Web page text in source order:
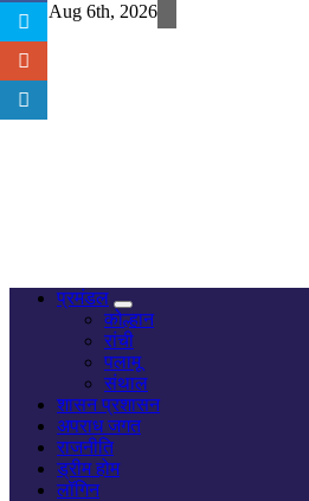
Thu. Aug 6th, 2026
नज़र हर खबर पर
प्रमंडल
कोल्हान
रांची
पलामू
संथाल
शासन प्रशासन
अपराध जगत
राजनीति
ड्रीम होम
लॉगिन